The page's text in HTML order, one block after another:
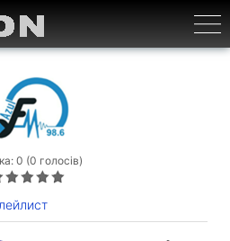
0 (0 голосів)